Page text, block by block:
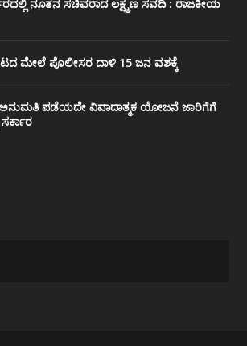
ನೂತನ ಸಚಿವರಾದ ಲಕ್ಷ್ಮಣ ಸವದಿ : ರಾಜಕೀಯ
ಮೇಲೆ ಪೊಲೀಸರ ದಾಳಿ 15 ಜನ ವಶಕ್ಕೆ
ಅನುಮತಿ ಪಡೆಯದೇ ವಿವಾದಾತ್ಮಕ ಯೋಜನೆ ಜಾರಿಗೆಗೆ